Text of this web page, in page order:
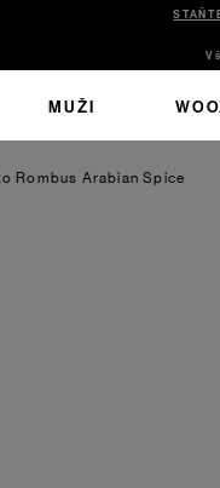
MUŽI
Rombus Arabian Spice